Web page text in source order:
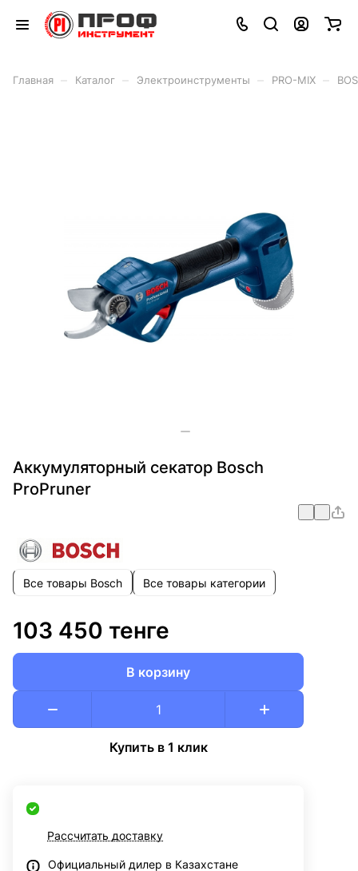
Главная Каталог Электроинструменты PRO-MIX
Аккумуляторный секатор Bosch
ProPruner
Все товары Bosch Все товары категории
103 450 тенге
В корзину
Купить в 1 клик
Рассчитать доставку
Официальный дилер в Казахстане